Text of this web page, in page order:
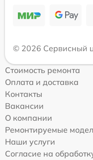
© 2026 Сервисный
Стоимость ремонта
Оплата и доставка
Контакты
Вакансии
О компании
Ремонтируемые
Наши услуги
Согласие на